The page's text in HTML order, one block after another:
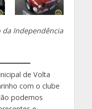
Independência
de Volta
com o clube
podemos